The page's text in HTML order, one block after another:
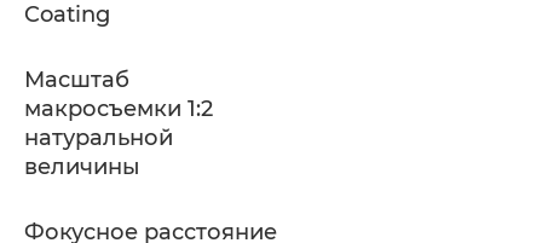
Coating
Масштаб
макросъемки 1:2
натуральной
величины
Фокусное расстояние